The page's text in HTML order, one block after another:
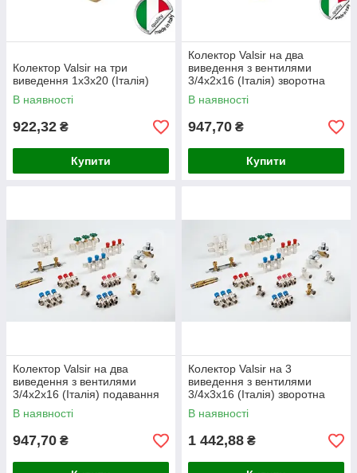
Колектор Valsir на три
виведення 1х3х20 (Італія)
В наявності
922,32 ₴
Купити
Колектор Valsir на два
виведення з вентилями
3/4х2х16 (Італія) зворотна
сторона
В наявності
947,70 ₴
Купити
Колектор Valsir на два
виведення з вентилями
3/4х2х16 (Італія) подавання
В наявності
947,70 ₴
Колектор Valsir на 3
виведення з вентилями
3/4х3х16 (Італія) зворотна
сторона
В наявності
1 442,88 ₴